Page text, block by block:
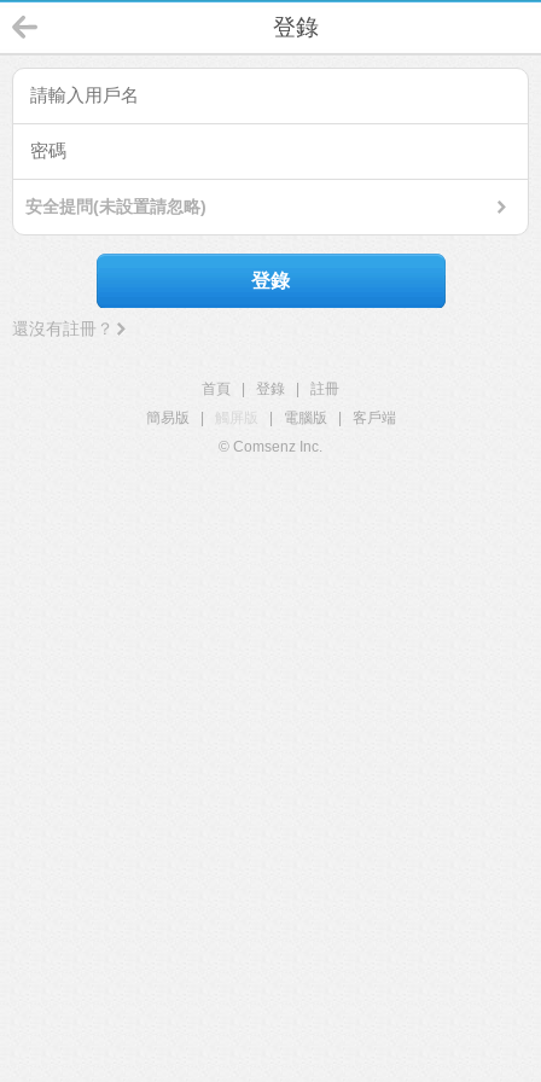
登錄
安全提問(未設置請忽略)
登錄
還沒有註冊？
首頁 登錄
註冊
簡易版
觸屏版 電腦版
客戶端
© Comsenz Inc.